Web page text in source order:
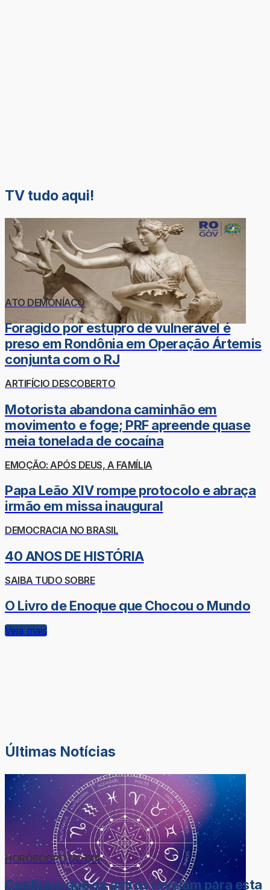
TV tudo aqui!
ATO DEMONÍACO
Foragido por estupro de vulnerável é
preso em Rondônia em Operação Ártemis
conjunta com o RJ
ARTIFÍCIO DESCOBERTO
Motorista abandona caminhão em
movimento e foge; PRF apreende quase
meia tonelada de cocaína
EMOÇÃO: APÓS DEUS, A FAMÍLIA
Papa Leão XIV rompe protocolo e abraça
irmão em missa inaugural
DEMOCRACIA NO BRASIL
40 ANOS DE HISTÓRIA
SAIBA TUDO SOBRE
O Livro de Enoque que Chocou o Mundo
Veja mais
Últimas Notícias
HORÓSCOPO DO DIA
Confira o que os astros revelam para esta